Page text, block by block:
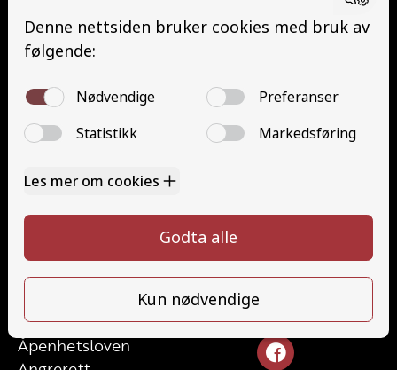
YSK Gods etterutdanning (EYDG)
Nettbasert teorikurs (Teorikurs)
Løfteredskap G11 (Løfteredskap G11)
Lastebilkran (G8) (Lastebilkran (G8))
Motorsykkel (A)
Kontakt
Priser
Elevside
Kontakt oss
Åpenhetsloven
info@halaasts.no
Følg oss